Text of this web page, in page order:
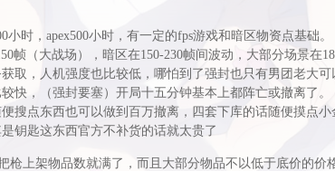
时，apex500小时，有一定的fps游戏和暗区物资点基础。
帧（大战场），暗区在150-230帧间波动，大部分场景在
取，人机强度也比较低，哪怕到了强封也只有男团老大
快，（强封要塞）开局十五分钟基本上都阵亡或撤离了。
搜点东西也可以做到百万撤离，四套下库的话随便摸点
钥匙这东西官方不补货的话就太贵了
上架物品数就满了，而且大部分物品不以低于底价的价